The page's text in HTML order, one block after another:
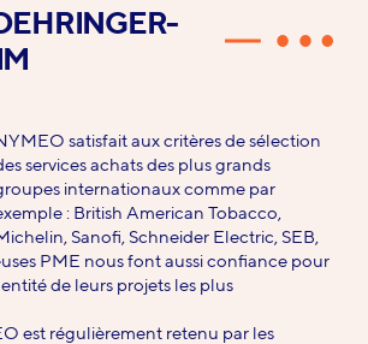
satisfait aux critères de sélection
services achats des plus grands
internationaux comme par
: British American Tobacco,
Sanofi, Schneider Electric, SEB,
PME nous font aussi confiance pour
de leurs projets les plus
est régulièrement retenu par les